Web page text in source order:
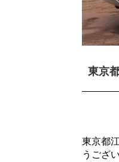
東京
東京都
うござ